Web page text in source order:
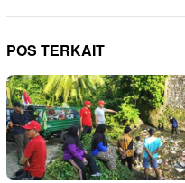
POS TERKAIT